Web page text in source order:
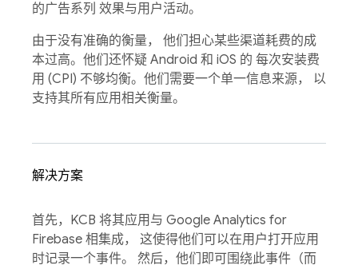
的广告系列 效果与用户活动。
由于没有准确的衡量， 他们担心某些渠道耗费的成
本过高。他们还怀疑 Android 和 iOS 的 每次安装费
用 (CPI) 不够均衡。他们需要一个单一信息来源， 以
支持其所有应用相关衡量。
解决方案
首先，KCB 将其应用与 Google Analytics for
Firebase 相集成， 这使得他们可以在用户打开应用
时记录一个事件。 然后，他们即可围绕此事件（而